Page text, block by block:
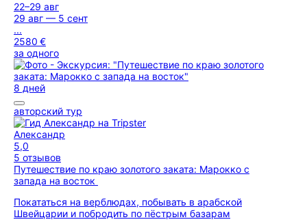
22–29 авг
29 авг — 5 сент
...
2580 €
за одного
8 дней
авторский тур
Александр
5,0
5 отзывов
Путешествие по краю золотого заката: Марокко с
запада на восток
Покататься на верблюдах, побывать в арабской
Швейцарии и побродить по пёстрым базарам